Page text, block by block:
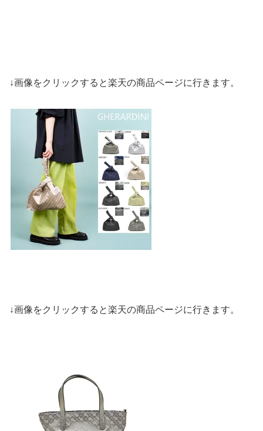
↓画像をクリックすると楽天の商品ページに行きます。
↓画像をクリックすると楽天の商品ページに行きます。